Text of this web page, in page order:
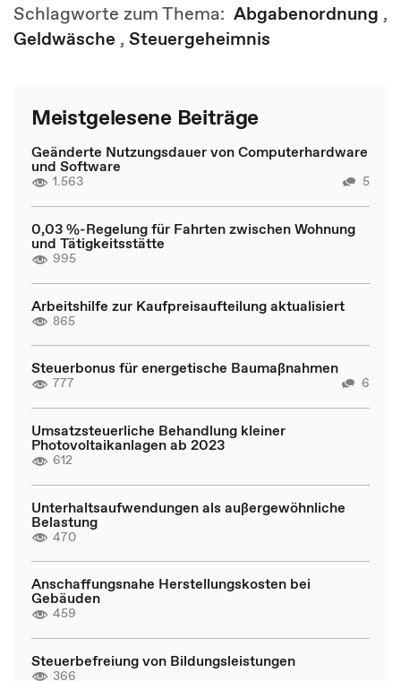
Schlagworte zum Thema: Abgabenordnung ,
Geldwäsche , Steuergeheimnis
Meistgelesene Beiträge
Geänderte Nutzungsdauer von Computerhardware
und Software
1.563 5
0,03 %-Regelung für Fahrten zwischen Wohnung
und Tätigkeitsstätte
995
Arbeitshilfe zur Kaufpreisaufteilung aktualisiert
865
Steuerbonus für energetische Baumaßnahmen
777 6
Umsatzsteuerliche Behandlung kleiner
Photovoltaikanlagen ab 2023
612
Unterhaltsaufwendungen als außergewöhnliche
Belastung
470
Anschaffungsnahe Herstellungskosten bei
Gebäuden
459
Steuerbefreiung von Bildungsleistungen
366